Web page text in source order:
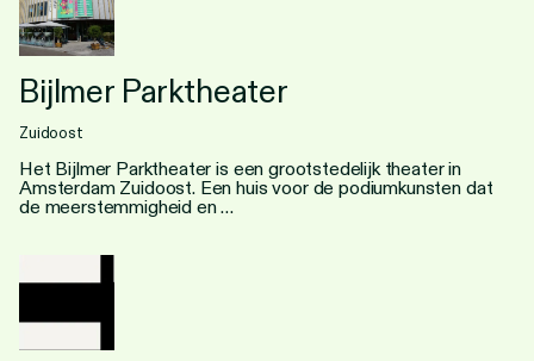
Bijlmer Parktheater
Zuidoost
Het Bijlmer Parktheater is een grootstedelijk theater in
Amsterdam Zuidoost. Een huis voor de podiumkunsten dat
de meerstemmigheid en …